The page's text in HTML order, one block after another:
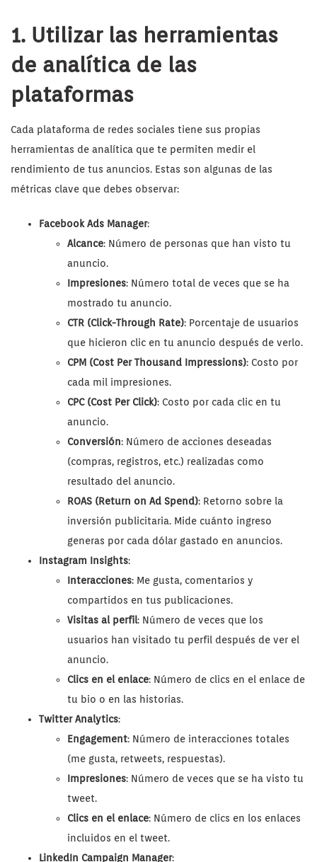
1. Utilizar las herramientas
de analítica de las
plataformas
Cada plataforma de redes sociales tiene sus propias
herramientas de analítica que te permiten medir el
rendimiento de tus anuncios. Estas son algunas de las
métricas clave que debes observar:
Facebook Ads Manager:
Alcance: Número de personas que han visto tu
anuncio.
Impresiones: Número total de veces que se ha
mostrado tu anuncio.
CTR (Click-Through Rate): Porcentaje de usuarios
que hicieron clic en tu anuncio después de verlo.
CPM (Cost Per Thousand Impressions): Costo por
cada mil impresiones.
CPC (Cost Per Click): Costo por cada clic en tu
anuncio.
Conversión: Número de acciones deseadas
(compras, registros, etc.) realizadas como
resultado del anuncio.
ROAS (Return on Ad Spend): Retorno sobre la
inversión publicitaria. Mide cuánto ingreso
generas por cada dólar gastado en anuncios.
Instagram Insights:
Interacciones: Me gusta, comentarios y
compartidos en tus publicaciones.
Visitas al perfil: Número de veces que los
usuarios han visitado tu perfil después de ver el
anuncio.
Clics en el enlace: Número de clics en el enlace de
tu bio o en las historias.
Twitter Analytics:
Engagement: Número de interacciones totales
(me gusta, retweets, respuestas).
Impresiones: Número de veces que se ha visto tu
tweet.
Clics en el enlace: Número de clics en los enlaces
incluidos en el tweet.
LinkedIn Campaign Manager: